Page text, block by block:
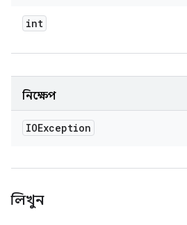
int
নিক্ষেপ
IOException
লিখুন